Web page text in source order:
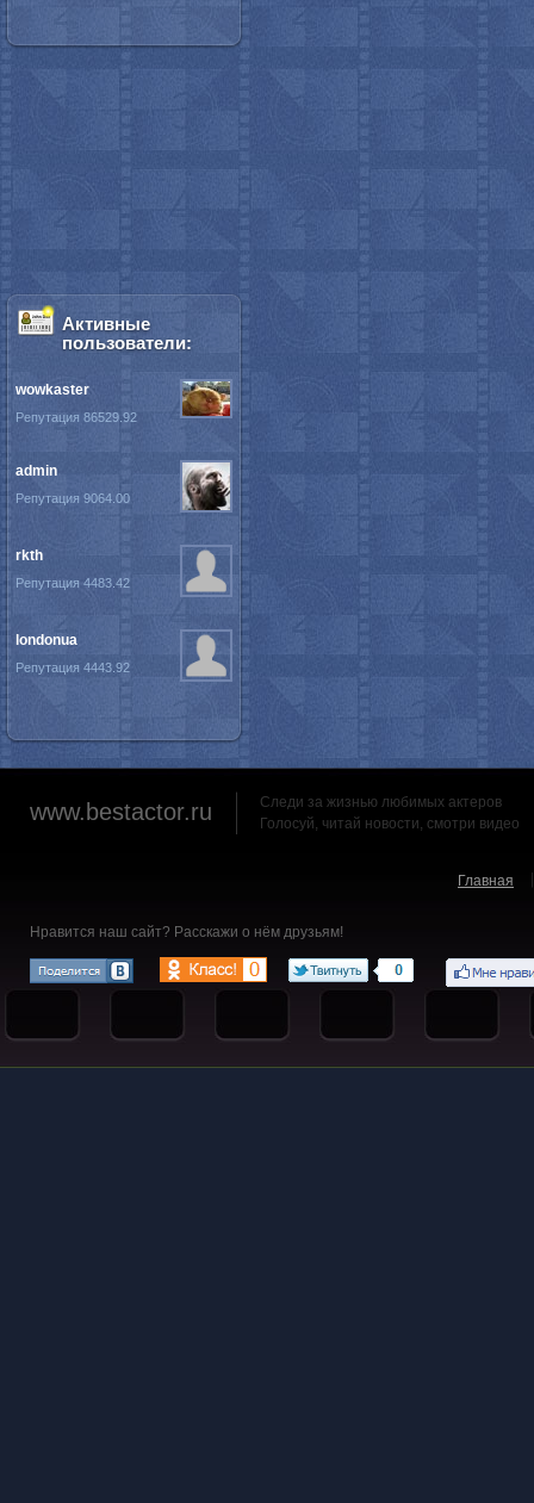
Активные
пользователи:
wowkaster
Репутация 86529.92
admin
Репутация 9064.00
rkth
Репутация 4483.42
londonua
Репутация 4443.92
www.bestactor.ru
Следи за жизнью любимых актеров
Голосуй, читай новости, смотри видео
Главная
Нравится наш сайт? Расскажи о нём друзьям!